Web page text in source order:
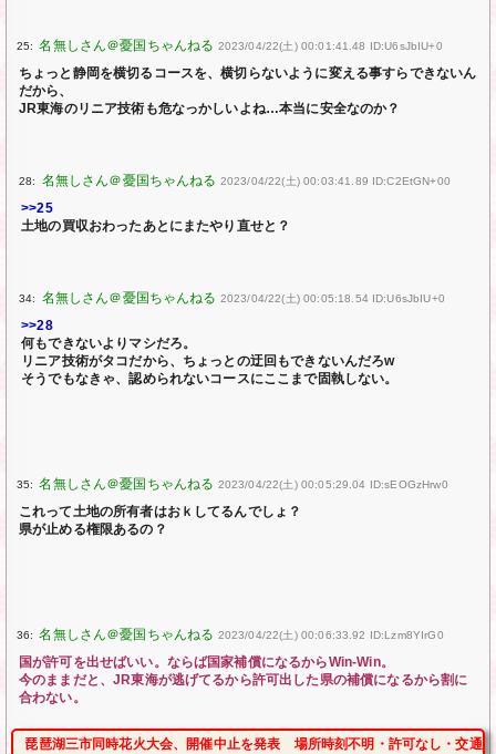
25: 2023/04/22(土) 00:01:41.48 ID:U6sJbIU+0
ちょっと静岡を横切るコースを、横切らないように変える事すらできないん
だから、
JR東海のリニア技術も危なっかしいよね…本当に安全なのか？
28: 2023/04/22(土) 00:03:41.89 ID:C2EtGN+00
>>25
土地の買収おわったあとにまたやり直せと？
34: 2023/04/22(土) 00:05:18.54 ID:U6sJbIU+0
>>28
何もできないよりマシだろ。
リニア技術がタコだから、ちょっとの迂回もできないんだろw
そうでもなきゃ、認められないコースにここまで固執しない。
35: 2023/04/22(土) 00:05:29.04 ID:sEOGzHrw0
これって土地の所有者はおｋしてるんでしょ？
県が止める権限あるの？
36: 2023/04/22(土) 00:06:33.92 ID:Lzm8YIrG0
国が許可を出せばいい。ならば国家補償になるからWin-Win。
今のままだと、JR東海が逃げてるから許可出した県の補償になるから割に
合わない。
琵琶湖三市同時花火大会、開催中止を発表 場所時刻不明・許可なし・交通